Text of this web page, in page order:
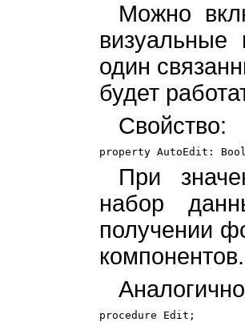
Можно
один
будет
Свойство:
При
набор
получении
компонентов.